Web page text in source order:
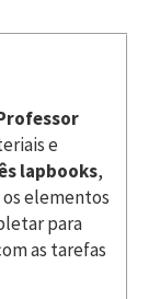
e
lapbooks,
elementos
para
as tarefas